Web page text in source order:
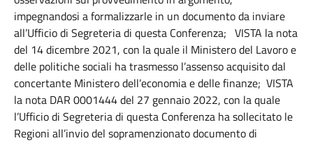
impegnandosi a formalizzarle in un documento da inviare
all’Ufficio di Segreteria di questa Conferenza; VISTA la nota
del 14 dicembre 2021, con la quale il Ministero del Lavoro e
delle politiche sociali ha trasmesso l’assenso acquisito dal
concertante Ministero dell’economia e delle finanze; VISTA
la nota DAR 0001444 del 27 gennaio 2022, con la quale
l’Ufficio di Segreteria di questa Conferenza ha sollecitato le
Regioni all’invio del sopramenzionato documento di